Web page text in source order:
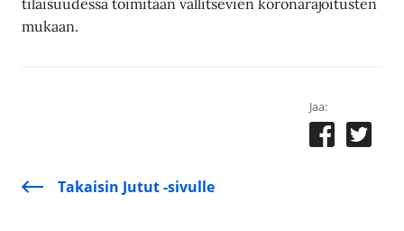
mukaan.
Jaa:
Takaisin Jutut -sivulle